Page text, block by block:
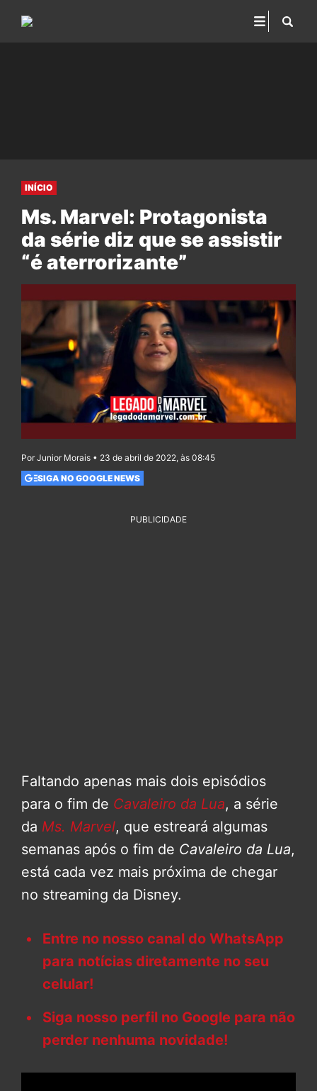
INÍCIO
Ms. Marvel: Protagonista
da série diz que se assistir
“é aterrorizante”
Por Junior Morais • 23 de abril de 2022, às 08:45
SIGA NO GOOGLE NEWS
PUBLICIDADE
Faltando apenas mais dois episódios
para o fim de Cavaleiro da Lua, a série
da Ms. Marvel, que estreará algumas
semanas após o fim de Cavaleiro da Lua,
está cada vez mais próxima de chegar
no streaming da Disney.
Entre no nosso canal do WhatsApp
para notícias diretamente no seu
celular!
Siga nosso perfil no Google para não
perder nenhuma novidade!